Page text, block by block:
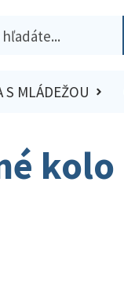
S MLÁDEŽOU
kolo